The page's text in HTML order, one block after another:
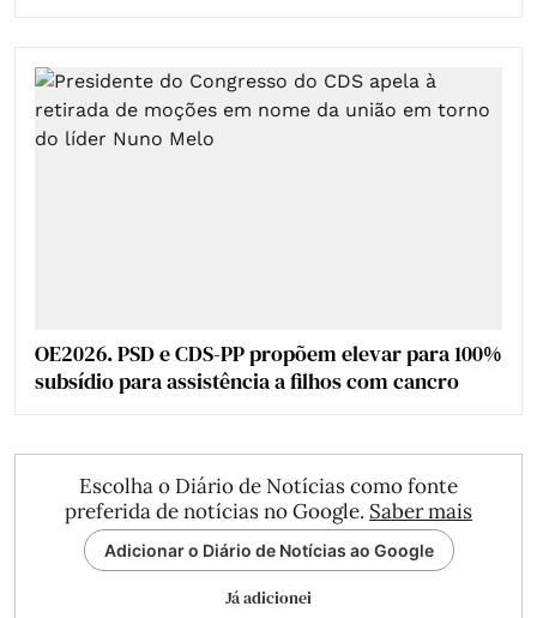
OE2026. PSD e CDS-PP propõem elevar para 100%
subsídio para assistência a filhos com cancro
Escolha o Diário de Notícias como fonte
preferida de notícias no Google. Saber mais
Adicionar o Diário de Notícias ao Google
Já adicionei